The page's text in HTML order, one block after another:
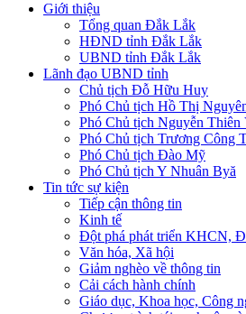
Giới thiệu
Tổng quan Đắk Lắk
HĐND tỉnh Đắk Lắk
UBND tỉnh Đắk Lắk
Lãnh đạo UBND tỉnh
Chủ tịch Đỗ Hữu Huy
Phó Chủ tịch Hồ Thị
Phó Chủ tịch Nguyễn Thiên
Phó Chủ tịch Trương Công
Phó Chủ tịch Đào Mỹ
Phó Chủ tịch Y Nhuân Byă
Tin tức sự kiện
Tiếp cận thông tin
Kinh tế
Đột phá phát triển KHCN,
Văn hóa, Xã hội
Giảm nghèo về thông tin
Cải cách hành chính
Giáo dục, Khoa học, Công